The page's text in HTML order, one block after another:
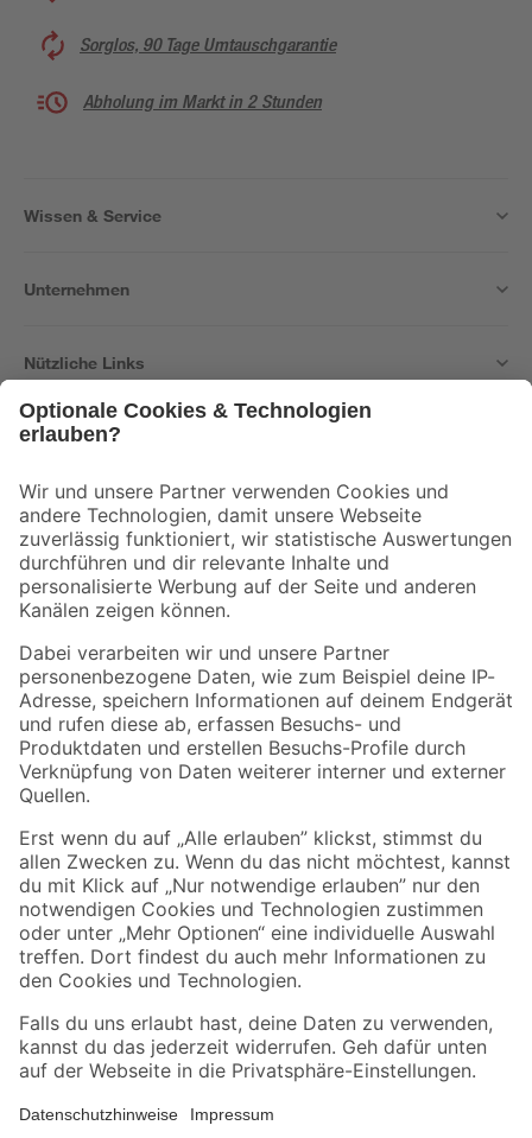
Sorglos, 90 Tage Umtauschgarantie
Abholung im Markt in 2 Stunden
Wissen & Service
Unternehmen
Nützliche Links
Der toom Newsletter: Keine Angebote und Aktionen mehr verpassen!
Zur Newsletter Anmeldung
Folge uns
Zahlungsarten Versandarten
Sicher einkaufen
Jetzt die toom-App herunterladen
Alle Preisangaben in EUR inkl. gesetzl. MwSt.. Die dargestellten Angebote sind unter
Umständen nicht in allen Märkten verfügbar. Die angegebenen Verfügbarkeiten beziehen
Produkte nur solange der Vorrat reicht.
*Paketversand ab 59 € versandkostenfrei, gilt nicht für Artikel mit Speditionsversand, hier